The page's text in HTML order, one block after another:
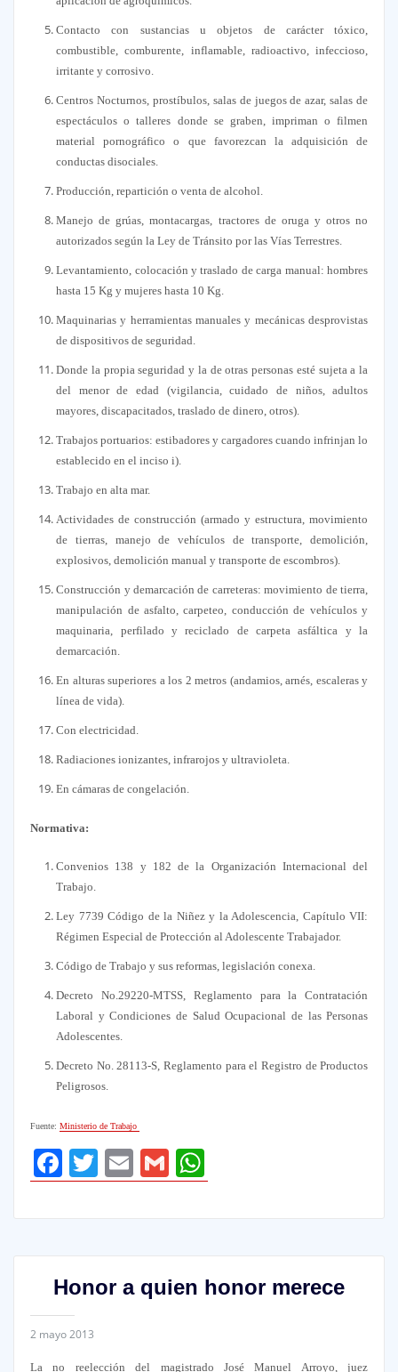
Contacto con sustancias u objetos de carácter tóxico,
combustible, comburente, inflamable, radioactivo, infeccioso,
irritante y corrosivo.
Centros Nocturnos, prostíbulos, salas de juegos de azar, salas de
espectáculos o talleres donde se graben, impriman o filmen
material pornográfico o que favorezcan la adquisición de
conductas disociales.
Producción, repartición o venta de alcohol.
Manejo de grúas, montacargas, tractores de oruga y otros no
autorizados según la Ley de Tránsito por las Vías Terrestres.
Levantamiento, colocación y traslado de carga manual: hombres
hasta 15 Kg y mujeres hasta 10 Kg.
Maquinarias y herramientas manuales y mecánicas desprovistas
de dispositivos de seguridad.
Donde la propia seguridad y la de otras personas esté sujeta a la
del menor de edad (vigilancia, cuidado de niños, adultos
mayores, discapacitados, traslado de dinero, otros).
Trabajos portuarios: estibadores y cargadores cuando infrinjan lo
establecido en el inciso i).
Trabajo en alta mar.
Actividades de construcción (armado y estructura, movimiento
de tierras, manejo de vehículos de transporte, demolición,
explosivos, demolición manual y transporte de escombros).
Construcción y demarcación de carreteras: movimiento de tierra,
manipulación de asfalto, carpeteo, conducción de vehículos y
maquinaria, perfilado y reciclado de carpeta asfáltica y la
demarcación.
En alturas superiores a los 2 metros (andamios, arnés, escaleras y
línea de vida).
Con electricidad.
Radiaciones ionizantes, infrarojos y ultravioleta.
En cámaras de congelación.
Normativa:
Convenios 138 y 182 de la Organización Internacional del
Trabajo.
Ley 7739 Código de la Niñez y la Adolescencia, Capítulo VII:
Régimen Especial de Protección al Adolescente Trabajador.
Código de Trabajo y sus reformas, legislación conexa.
Decreto No.29220-MTSS, Reglamento para la Contratación
Laboral y Condiciones de Salud Ocupacional de las Personas
Adolescentes.
Decreto No. 28113-S, Reglamento para el Registro de Productos
Peligrosos.
Fuente: Ministerio de Trabajo
Facebook
Twitter
Email
GmailWhatsApp
Honor a quien honor merece
2 mayo 2013
La no reelección del magistrado José Manuel Arroyo, juez